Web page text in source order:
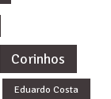
Corinhos
Eduardo Costa